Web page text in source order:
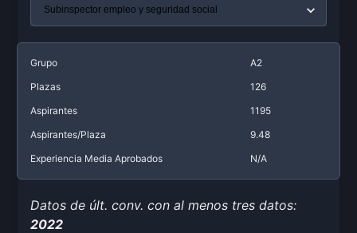
Grupo
A2
Plazas
126
Aspirantes
1195
Aspirantes/Plaza
9.48
Experiencia Media Aprobados
N/A
Datos de últ. conv. con al menos tres datos:
2022